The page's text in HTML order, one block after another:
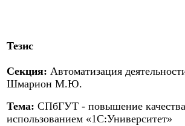
Тезис
Секция: Автоматизация
Шмарион М.Ю.
Тема: СПбГУТ - повышение
использованием «1С:Университет»